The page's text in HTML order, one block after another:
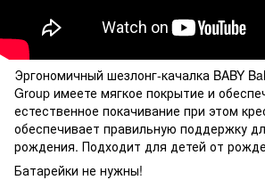
Эргономичный шезлонг-качалка BABY
Group имеете мягкое покрытие и
естественное покачивание при этом
обеспечивает правильную поддержку
рождения. Подходит для детей от
Батарейки не нужны!